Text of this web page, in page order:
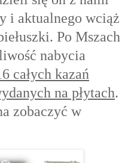
i aktualnego wciąż
Po Mszach
nabycia
całych kazań
na płytach.
zobaczyć w